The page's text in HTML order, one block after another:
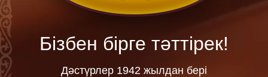
Бізбен бірге тәттірек!
Дәстүрлер 1942 жылдан берi